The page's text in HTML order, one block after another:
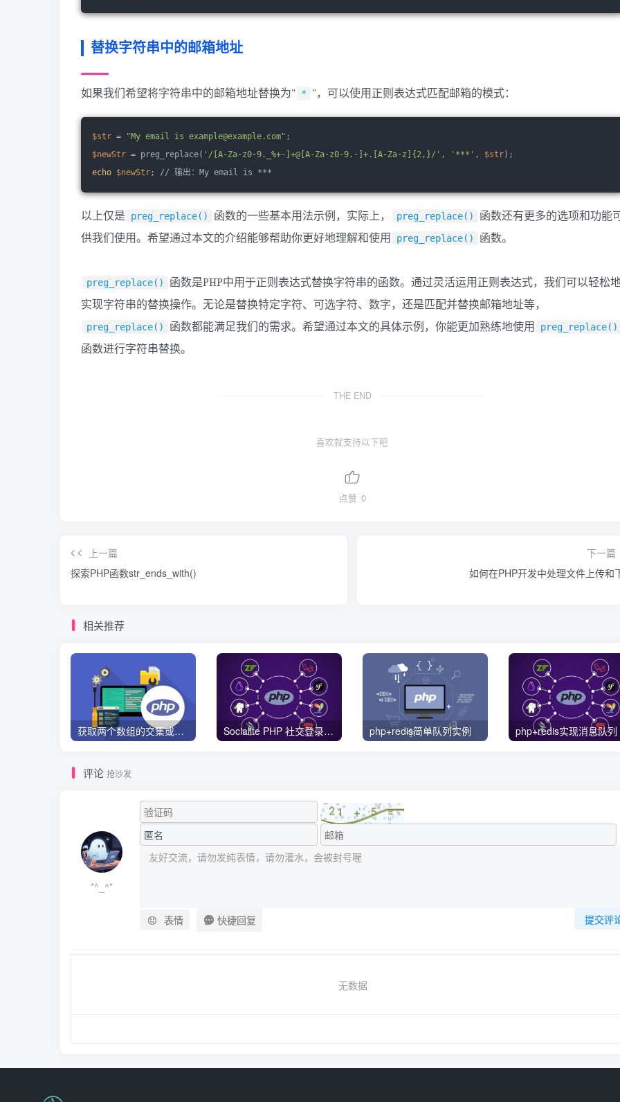
替换字符串中的邮箱地址
如果我们希望将字符串中的邮箱地址替换为" * "，可以使用正则表达式匹配邮箱的模式：
$str = "My email is example@example.com" ;
$newStr = preg_replace( '/[A-Za-z0-9._%+-]+@[A-Za-z0-9.-]+.[A-Za-z]{2,}/' , '***' , $str);
echo $newStr; // 输出：My email is ***
以上仅是 preg_replace() 函数的一些基本用法示例，实际上， preg_replace()
函数还有更多的选项和功能
供我们使用。希望通过本文的介绍能够帮助你更好地理解和使用
preg_replace() 函数。
preg_replace()
函数是PHP中用于正则表达式替换字符串的函数。通过灵活运用正则表达式，我们可以轻松
实现字符串的替换操作。无论是替换特定字符、可选字符、数字，还是匹配并替换邮箱地址等，
preg_replace() 函数都能满足我们的需求。希望通过本文的具体示例，你能更加熟练地使用 preg_replace()
函数进行字符串替换。
THE END
喜欢就支持以下吧
点赞 0
上一篇
探索PHP函数str_ends_with()
下一篇
如何在PHP开发中处理文件上传和
相关推荐
获取两个数组的交集或者并集数据 Socialite PHP 社交登录统一解决方案 php+redis简单队列实例 php+redis实现消息队列
评论 抢沙发
*^_^*
提交评
表情 快捷回复
无数据